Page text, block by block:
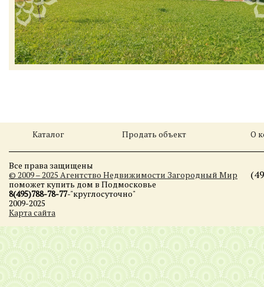
Каталог Продать объект О
Все права защищены
© 2009 – 2025 Агентство Недвижимости Загородный Мир
поможет купить дом в Подмосковье
8(495)788-78-77-"круглосуточно"
2009-2025
Карта сайта